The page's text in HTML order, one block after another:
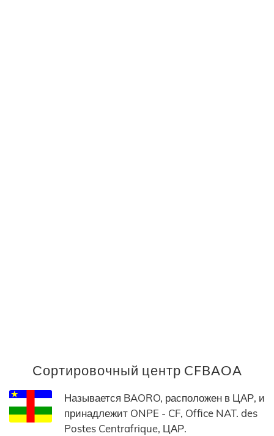
Сортировочный центр CFBAOA
Называется BAORO, расположен в ЦАР, и
принадлежит ONPE - CF, Office NAT. des
Postes Centrafrique, ЦАР.